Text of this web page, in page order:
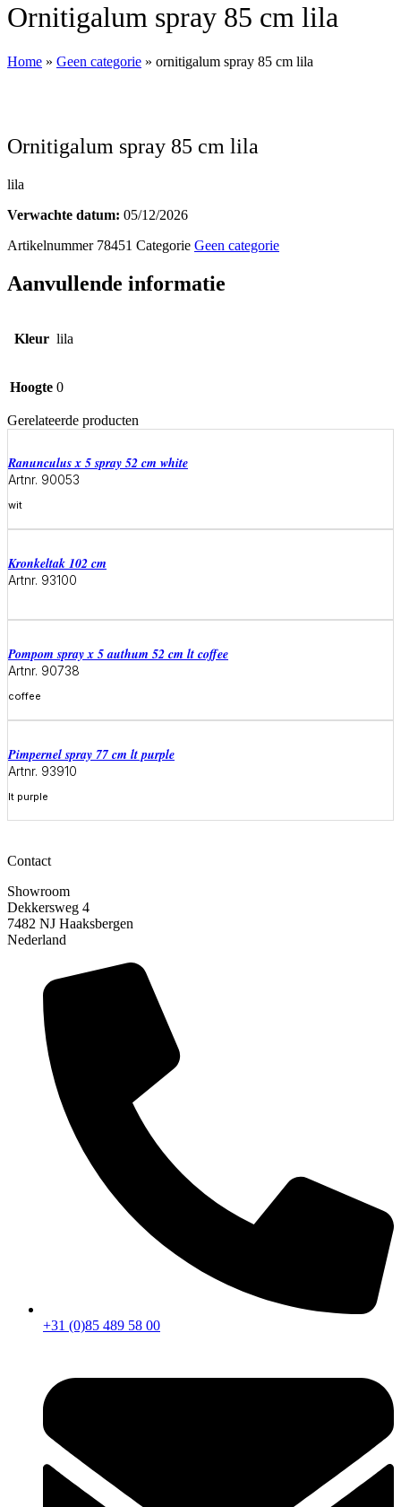
ornitigalum spray 85 cm lila
Home » Geen categorie » ornitigalum spray 85 cm lila
ornitigalum spray 85 cm lila
lila
Verwachte datum: 05/12/2026
Artikelnummer 78451 Categorie Geen categorie
Aanvullende informatie
Kleur lila
Hoogte 0
Gerelateerde producten
ranunculus x 5 spray 52 cm white
Artnr. 90053
wit
kronkeltak 102 cm
Artnr. 93100
pompom spray x 5 authum 52 cm lt coffee
Artnr. 90738
coffee
pimpernel spray 77 cm lt purple
Artnr. 93910
lt purple
Meer informatie
Contact
Showroom
Dekkersweg 4
7482 NJ Haaksbergen
Nederland
+31 (0)85 489 58 00